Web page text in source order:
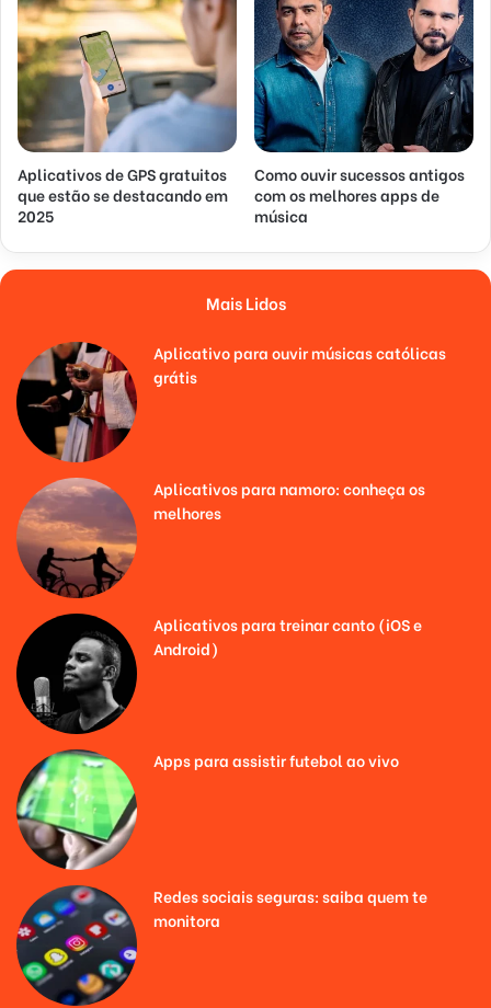
Aplicativos de GPS gratuitos
que estão se destacando em
2025
Como ouvir sucessos antigos
com os melhores apps de
música
Mais Lidos
Aplicativo para ouvir músicas católicas
grátis
Aplicativos para namoro: conheça os
melhores
Aplicativos para treinar canto (iOS e
Android)
Apps para assistir futebol ao vivo
Redes sociais seguras: saiba quem te
monitora